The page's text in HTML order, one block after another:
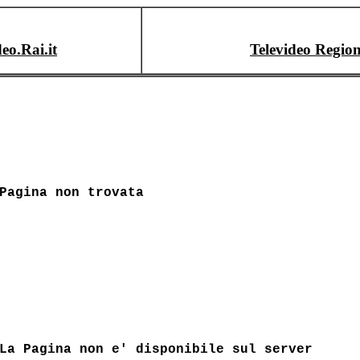
Televideo
Pagina non trovata
La Pagina non e' disponibile sul server